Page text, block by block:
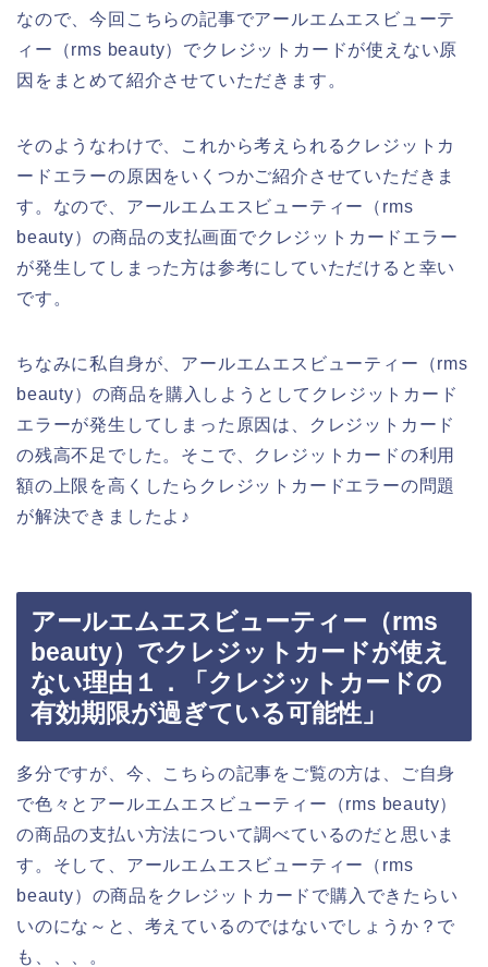
なので、今回こちらの記事でアールエムエスビューテ
ィー（rms beauty）でクレジットカードが使えない原
因をまとめて紹介させていただきます。
そのようなわけで、これから考えられるクレジットカ
ードエラーの原因をいくつかご紹介させていただきま
す。なので、アールエムエスビューティー（rms
beauty）の商品の支払画面でクレジットカードエラー
が発生してしまった方は参考にしていただけると幸い
です。
ちなみに私自身が、アールエムエスビューティー（rms
beauty）の商品を購入しようとしてクレジットカード
エラーが発生してしまった原因は、クレジットカード
の残高不足でした。そこで、クレジットカードの利用
額の上限を高くしたらクレジットカードエラーの問題
が解決できましたよ♪
アールエムエスビューティー（rms
beauty）でクレジットカードが使え
ない理由１．「クレジットカードの
有効期限が過ぎている可能性」
多分ですが、今、こちらの記事をご覧の方は、ご自身
で色々とアールエムエスビューティー（rms beauty）
の商品の支払い方法について調べているのだと思いま
す。そして、アールエムエスビューティー（rms
beauty）の商品をクレジットカードで購入できたらい
いのにな～と、考えているのではないでしょうか？で
も、、、。